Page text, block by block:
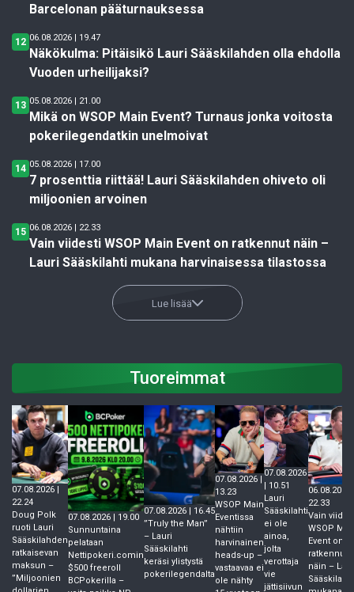
Barcelonan pääturnauksessa
12 06.08.2026 | 19.47
Näkökulma: Pitäisikö Lauri Sääskilahden olla ehdolla
Vuoden urheilijaksi?
13 05.08.2026 | 21.00
Mikä on WSOP Main Event? Turnaus jonka voitosta
pokerilegendatkin unelmoivat
14 05.08.2026 | 17.00
7 prosenttia riittää! Lauri Sääskilahden ohiveto oli
miljoonien arvoinen
15 06.08.2026 | 22.33
Vain viidesti WSOP Main Event on ratkennut näin –
Lauri Sääskilahti mukana harvinaisessa tilastossa
Lue lisää
Tuoreimmat
07.08.2026 |
22.24
Doug Polk
ruoti Lauri
Sääskilahden
ratkaisevan
maksun –
”Miljoonien
07.08.2026 | 19.00
Sunnuntaina
pelataan
Nettipokeri.comin
$500 freeroll
BCPokerilla –
07.08.2026 | 16.45
”Truly the Man”
– Lauri
Sääskilahti
keräsi ylistystä
pokerilegendalta
07.08.2026 |
13.23
WSOP Main
Eventissa
nähtiin
harvinainen
heads-up –
vastaavaa ei
ole nähty
07.08.2026
| 10.51
Lauri
Sääskilahti
ei ole
ainoa,
jolta
verottaja
vie
jättisiivun
06.08.2026
22.33
Vain
WSOP
Event on
ratkennut
näin –
Sääskilahti